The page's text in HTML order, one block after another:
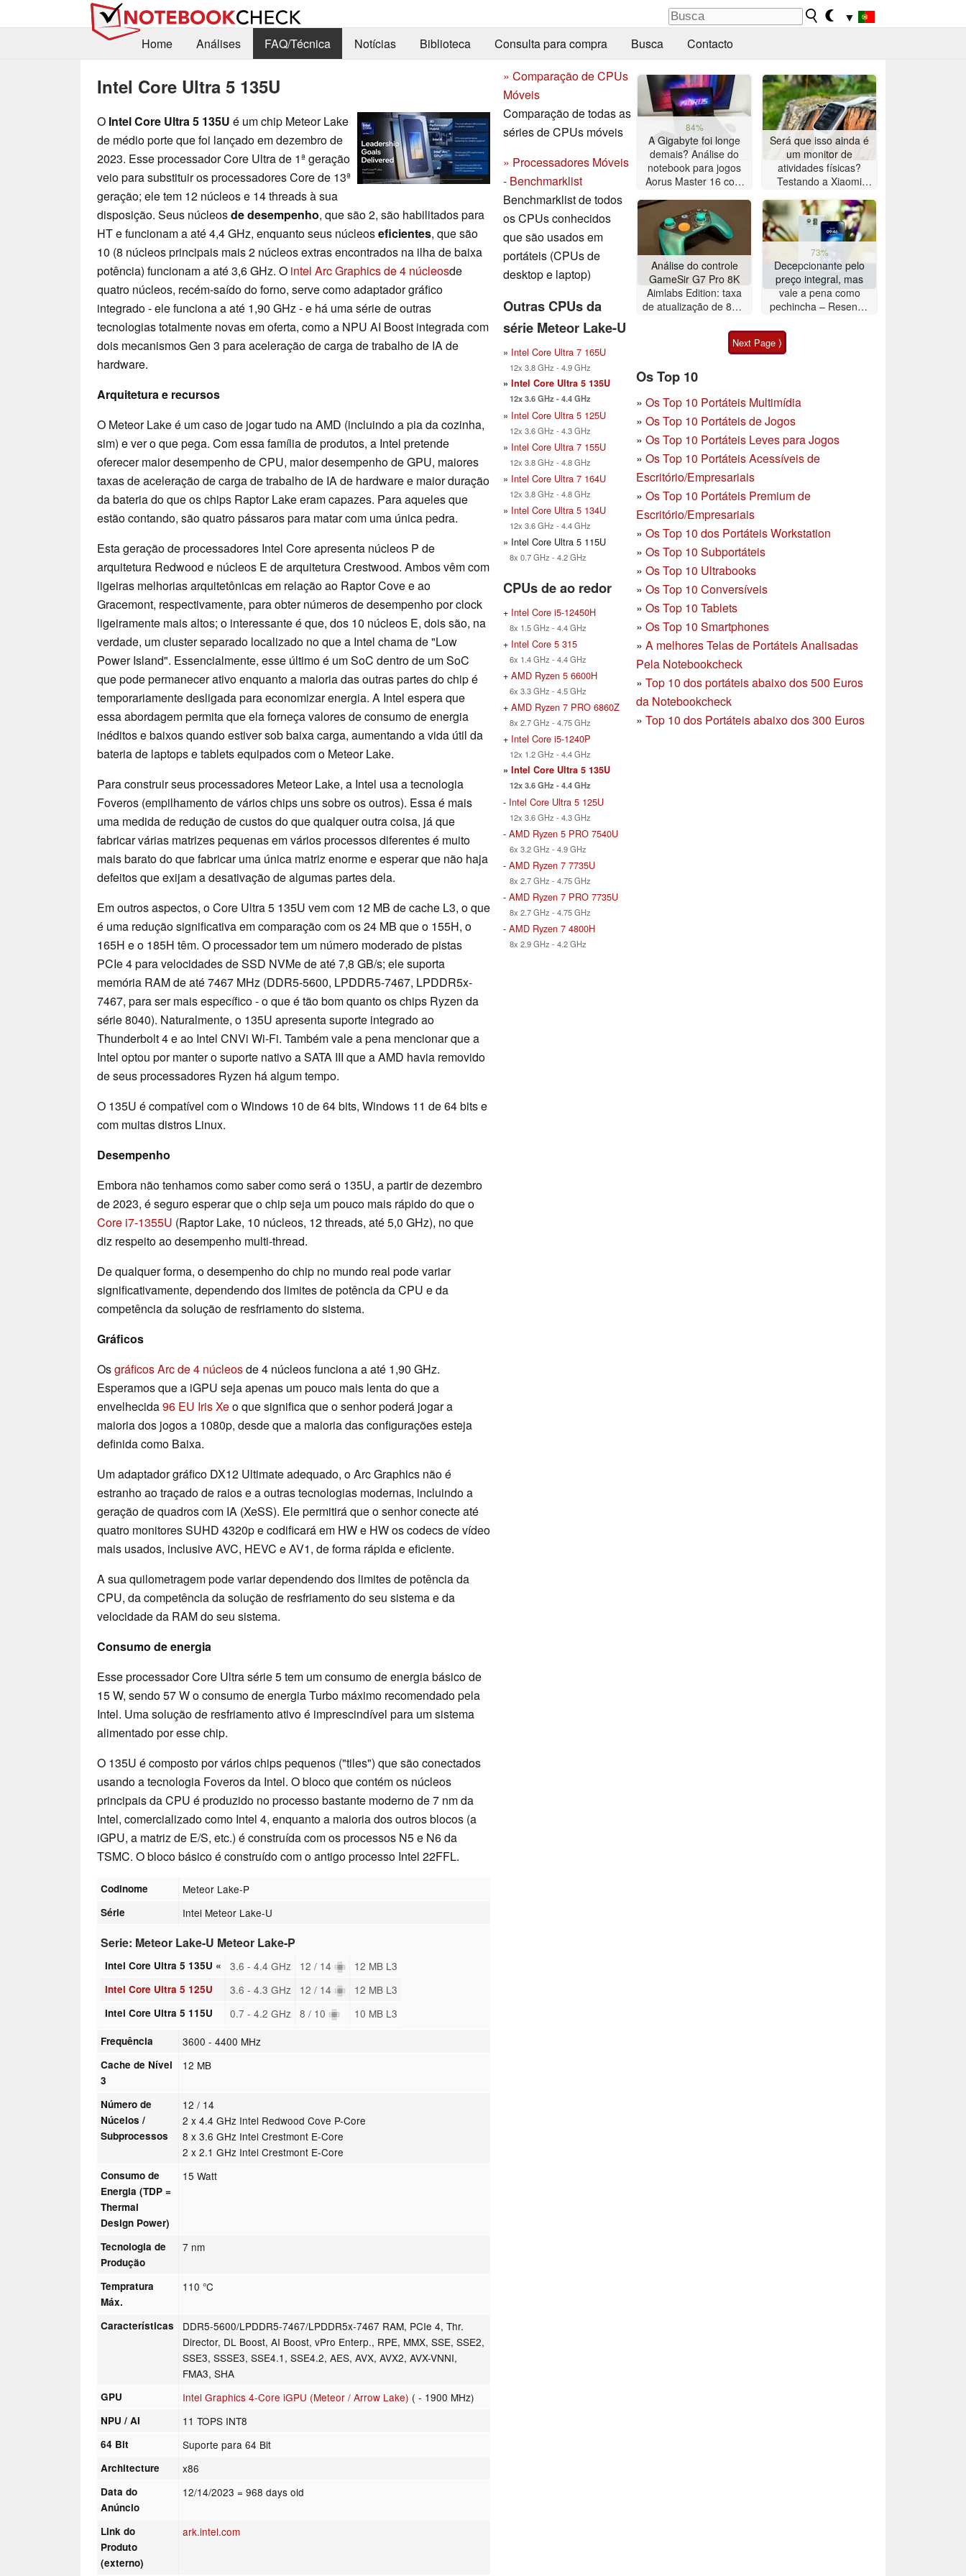
▼
Home
Análises FAQ/Técnica Notícias Biblioteca Consulta para compra Busca Contacto
Intel Core Ultra 5 135U
O Intel Core Ultra 5 135U é um chip Meteor Lake
de médio porte que foi lançado em dezembro de
2023. Esse processador Core Ultra de 1ª geração
veio para substituir os processadores Core de 13ª
geração; ele tem 12 núcleos e 14 threads à sua
disposição. Seus núcleosde desempenho, que são 2, são habilitados para
HT e funcionam a até 4,4 GHz, enquanto seus núcleoseficientes, que são
10 (8 núcleos principais mais 2 núcleos extras encontrados na ilha de baixa
potência) funcionam a até 3,6 GHz. O intel Arc Graphics de 4 núcleosde
quatro núcleos, recém-saído do forno, serve como adaptador gráfico
integrado - ele funciona a até 1,90 GHz - e há uma série de outras
tecnologias totalmente novas em oferta, como a NPU AI Boost integrada com
dois mecanismos Gen 3 para aceleração de carga de trabalho de IA de
hardware.
Arquitetura e recursos
O Meteor Lake é um caso de jogar tudo na AMD (incluindo a pia da cozinha,
sim) e ver o que pega. Com essa família de produtos, a Intel pretende
oferecer maior desempenho de CPU, maior desempenho de GPU, maiores
taxas de aceleração de carga de trabalho de IA de hardware e maior duração
da bateria do que os chips Raptor Lake eram capazes. Para aqueles que
estão contando, são quatro pássaros para matar com uma única pedra.
Esta geração de processadores Intel Core apresenta núcleos P de
arquitetura Redwood e núcleos E de arquitetura Crestwood. Ambos vêm com
ligeiras melhorias arquitetônicas em relação ao Raptor Cove e ao
Gracemont, respectivamente, para obter números de desempenho por clock
ligeiramente mais altos; o interessante é que, dos 10 núcleos E, dois são, na
verdade, um cluster separado localizado no que a Intel chama de "Low
Power Island". Essencialmente, esse último é um SoC dentro de um SoC
que pode permanecer ativo enquanto a maioria das outras partes do chip é
temporariamente desligada para economizar energia. A Intel espera que
essa abordagem permita que ela forneça valores de consumo de energia
inéditos e baixos quando estiver sob baixa carga, aumentando a vida útil da
bateria de laptops e tablets equipados com o Meteor Lake.
Para construir seus processadores Meteor Lake, a Intel usa a tecnologia
Foveros (empilhamento de vários chips uns sobre os outros). Essa é mais
uma medida de redução de custos do que qualquer outra coisa, já que
fabricar várias matrizes pequenas em vários processos diferentes é muito
mais barato do que fabricar uma única matriz enorme e esperar que não haja
defeitos que exijam a desativação de algumas partes dela.
Em outros aspectos, o Core Ultra 5 135U vem com 12 MB de cache L3, o que
é uma redução significativa em comparação com os 24 MB que o 155H, o
165H e o 185H têm. O processador tem um número moderado de pistas
PCIe 4 para velocidades de SSD NVMe de até 7,8 GB/s; ele suporta
memória RAM de até 7467 MHz (DDR5-5600, LPDDR5-7467, LPDDR5x-
7467, para ser mais específico - o que é tão bom quanto os chips Ryzen da
série 8040). Naturalmente, o 135U apresenta suporte integrado ao
Thunderbolt 4 e ao Intel CNVi Wi-Fi. Também vale a pena mencionar que a
Intel optou por manter o suporte nativo a SATA III que a AMD havia removido
de seus processadores Ryzen há algum tempo.
O 135U é compatível com o Windows 10 de 64 bits, Windows 11 de 64 bits e
com muitas distros Linux.
Desempenho
Embora não tenhamos como saber como será o 135U, a partir de dezembro
de 2023, é seguro esperar que o chip seja um pouco mais rápido do que o
Core i7-1355U (Raptor Lake, 10 núcleos, 12 threads, até 5,0 GHz), no que
diz respeito ao desempenho multi-thread.
De qualquer forma, o desempenho do chip no mundo real pode variar
significativamente, dependendo dos limites de potência da CPU e da
competência da solução de resfriamento do sistema.
Gráficos
Osgráficos Arc de 4 núcleosde 4 núcleos funciona a até 1,90 GHz.
Esperamos que a iGPU seja apenas um pouco mais lenta do que a
envelhecida96 EU Iris Xeo que significa que o senhor poderá jogar a
maioria dos jogos a 1080p, desde que a maioria das configurações esteja
definida como Baixa.
Um adaptador gráfico DX12 Ultimate adequado, o Arc Graphics não é
estranho ao traçado de raios e a outras tecnologias modernas, incluindo a
geração de quadros com IA (XeSS). Ele permitirá que o senhor conecte até
quatro monitores SUHD 4320p e codificará em HW e HW os codecs de vídeo
mais usados, inclusive AVC, HEVC e AV1, de forma rápida e eficiente.
A sua quilometragem pode variar dependendo dos limites de potência da
CPU, da competência da solução de resfriamento do seu sistema e da
velocidade da RAM do seu sistema.
Consumo de energia
Esse processador Core Ultra série 5 tem um consumo de energia básico de
15 W, sendo 57 W o consumo de energia Turbo máximo recomendado pela
Intel. Uma solução de resfriamento ativo é imprescindível para um sistema
alimentado por esse chip.
O 135U é composto por vários chips pequenos ("tiles") que são conectados
usando a tecnologia Foveros da Intel. O bloco que contém os núcleos
principais da CPU é produzido no processo bastante moderno de 7 nm da
Intel, comercializado como Intel 4, enquanto a maioria dos outros blocos (a
iGPU, a matriz de E/S, etc.) é construída com os processos N5 e N6 da
TSMC. O bloco básico é construído com o antigo processo Intel 22FFL.
Codinome Meteor Lake-P
Série Intel Meteor Lake-U
Serie: Meteor Lake-U Meteor Lake-P
Intel Core Ultra 5 135U « 3.6 - 4.4 GHz 12 / 14 12 MB L3
Intel Core Ultra 5 125U 3.6 - 4.3 GHz 12 / 14 12 MB L3
Intel Core Ultra 5 115U 0.7 - 4.2 GHz 8 / 10 10 MB L3
Frequência 3600 - 4400 MHz
Cache de Nível
3
12 MB
Número de
Núcelos /
Subprocessos
12 / 14
2 x 4.4 GHz Intel Redwood Cove P-Core
8 x 3.6 GHz Intel Crestmont E-Core
2 x 2.1 GHz Intel Crestmont E-Core
Consumo de
Energia (TDP =
Thermal
Design Power)
15 Watt
Tecnologia de
Produção
7 nm
Tempratura
Máx.
110 °C
Características
DDR5-5600/LPDDR5-7467/LPDDR5x-7467 RAM, PCIe 4, Thr.
Director, DL Boost, AI Boost, vPro Enterp., RPE, MMX, SSE, SSE2,
SSE3, SSSE3, SSE4.1, SSE4.2, AES, AVX, AVX2, AVX-VNNI,
FMA3, SHA
GPU Intel Graphics 4-Core iGPU (Meteor / Arrow Lake) ( - 1900 MHz)
NPU / AI 11 TOPS INT8
64 Bit Suporte para 64 Bit
Architecture x86
Data do
Anúncio
12/14/2023 = 968 days old
Link do
Produto
(externo)
ark.intel.com
» Comparação de CPUs
Móveis
Comparação de todas as
séries de CPUs móveis
» Processadores Móveis
- Benchmarklist
Benchmarklist de todos
os CPUs conhecidos
que são usados em
portáteis (CPUs de
desktop e laptop)
Outras CPUs da
série Meteor Lake-U
» Intel Core Ultra 7 165U
12x 3.8 GHz - 4.9 GHz
» Intel Core Ultra 5 135U
12x 3.6 GHz - 4.4 GHz
» Intel Core Ultra 5 125U
12x 3.6 GHz - 4.3 GHz
» Intel Core Ultra 7 155U
12x 3.8 GHz - 4.8 GHz
» Intel Core Ultra 7 164U
12x 3.8 GHz - 4.8 GHz
» Intel Core Ultra 5 134U
12x 3.6 GHz - 4.4 GHz
» Intel Core Ultra 5 115U
8x 0.7 GHz - 4.2 GHz
CPUs de ao redor
+ Intel Core i5-12450H
8x 1.5 GHz - 4.4 GHz
+ Intel Core 5 315
6x 1.4 GHz - 4.4 GHz
+ AMD Ryzen 5 6600H
6x 3.3 GHz - 4.5 GHz
+ AMD Ryzen 7 PRO 6860Z
8x 2.7 GHz - 4.75 GHz
+ Intel Core i5-1240P
12x 1.2 GHz - 4.4 GHz
» Intel Core Ultra 5 135U
12x 3.6 GHz - 4.4 GHz
- Intel Core Ultra 5 125U
12x 3.6 GHz - 4.3 GHz
- AMD Ryzen 5 PRO 7540U
6x 3.2 GHz - 4.9 GHz
- AMD Ryzen 7 7735U
8x 2.7 GHz - 4.75 GHz
- AMD Ryzen 7 PRO 7735U
8x 2.7 GHz - 4.75 GHz
- AMD Ryzen 7 4800H
8x 2.9 GHz - 4.2 GHz
84%
A Gigabyte foi longe
demais? Análise do
notebook para jogos
Aorus Master 16 com
Será que isso ainda é
um monitor de
atividades físicas?
Testando a Xiaomi
Análise do controle
GameSir G7 Pro 8K
Aimlabs Edition: taxa
de atualização de 8K a
73%
Decepcionante pelo
preço integral, mas
vale a pena como
pechincha – Resenha
Motorola Moto G47
Next Page ⟩
Os Top 10
» Os Top 10 Portáteis Multimídia
» Os Top 10 Portáteis de Jogos
» Os Top 10 Portáteis Leves para Jogos
» Os Top 10 Portáteis Acessíveis de
Escritório/Empresariais
» Os Top 10 Portáteis Premium de
Escritório/Empresariais
» Os Top 10 dos Portáteis Workstation
» Os Top 10 Subportáteis
» Os Top 10 Ultrabooks
» Os Top 10 Conversíveis
» Os Top 10 Tablets
» Os Top 10 Smartphones
» A melhores Telas de Portáteis Analisadas
Pela Notebookcheck
» Top 10 dos portáteis abaixo dos 500 Euros
da Notebookcheck
» Top 10 dos Portáteis abaixo dos 300 Euros